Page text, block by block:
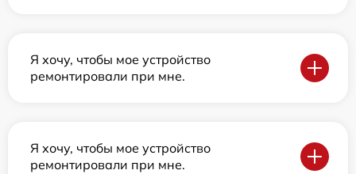
Я хочу, чтобы мое устройство
ремонтировали при мне.
Я хочу, чтобы мое устройство
ремонтировали при мне.